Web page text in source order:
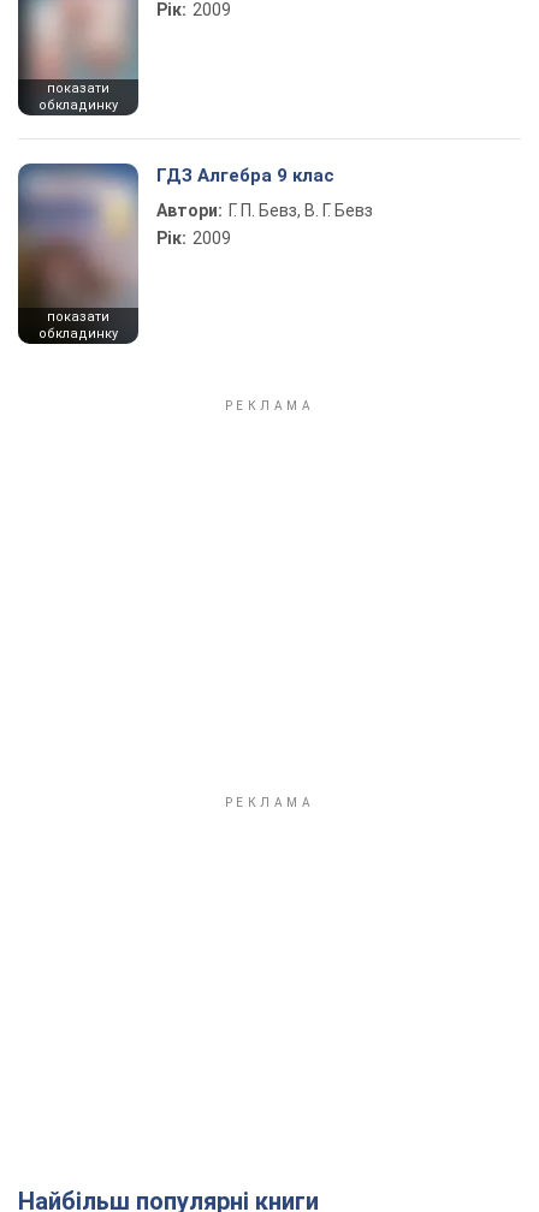
показати
обкладинку
Рік: 2009
показати
обкладинку
ГДЗ Алгебра 9 клас
Автори: Г. П. Бевз, В. Г. Бевз
Рік: 2009
Найбільш популярні книги